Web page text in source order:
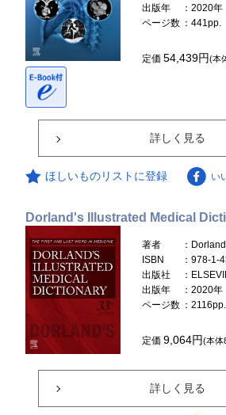
出版年
：2020年
ページ数 ：441pp.
定価54,439円(本
詳しく見る
ほしいものリストに登録 い
Dorland's Illustrated Medical
著者
：Dorland
ISBN
：978-1-
出版社
：
出版年
：2020年
ページ数 ：2116pp.
定価9,064円(本体
詳しく見る